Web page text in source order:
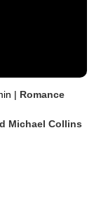
| Romance
Michael Collins